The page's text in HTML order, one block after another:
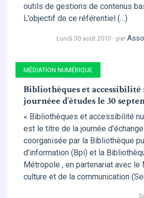
outils de gestions de contenus
L’objectif de ce référentiel (…)
Lundi 30 août 2010 - par
MÉDIATION NUMÉRIQUE
Bibliothèques et
journéee d’études le 30
« Bibliothèques et accessibilité
est le titre de la journée
coorganisée par la Bibliothèque
d’information (Bpi) et la
Métropole , en partenariat avec
culture et de la communication